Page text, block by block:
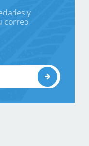
y
correo